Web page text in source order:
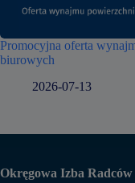
Promocyjna oferta
biurowych
2026-07-13
Okręgowa Izba